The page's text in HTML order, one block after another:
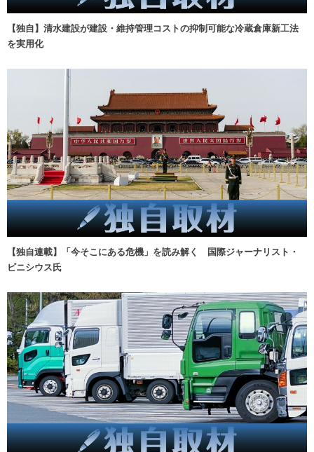
【独自】清水建設が建設・維持管理コストの抑制可能な冷蔵倉庫新工法
を実用化
【独自連載】「今そこにある危機」を読み解く 国際ジャーナリスト・
ビニシウス氏